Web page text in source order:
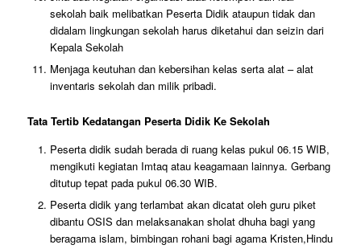
sekolah baik melibatkan Peserta Didik ataupun tidak dan
didalam lingkungan sekolah harus diketahui dan seizin dari
Kepala Sekolah
Menjaga keutuhan dan kebersihan kelas serta alat – alat
inventaris sekolah dan milik pribadi.
Tata Tertib Kedatangan Peserta Didik Ke Sekolah
Peserta didik sudah berada di ruang kelas pukul 06.15 WIB,
mengikuti kegiatan Imtaq atau keagamaan lainnya. Gerbang
ditutup tepat pada pukul 06.30 WIB.
Peserta didik yang terlambat akan dicatat oleh guru piket
dibantu OSIS dan melaksanakan sholat dhuha bagi yang
beragama islam, bimbingan rohani bagi agama Kristen,Hindu